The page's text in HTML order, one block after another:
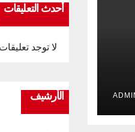
في
أحدث التعليقات
لا توجد
الأرشيف